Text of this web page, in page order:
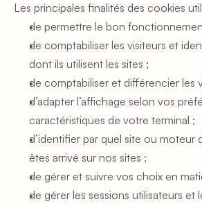
Les principales finalités des cookies
de permettre le bon
de comptabiliser les visiteurs et
dont ils utilisent les sites ;
de comptabiliser et différencier les
d’adapter l’affichage selon vos
caractéristiques de votre terminal ;
d’identifier par quel site ou moteur
êtes arrivé sur nos sites ;
de gérer et suivre vos choix en
de gérer les sessions utilisateurs et